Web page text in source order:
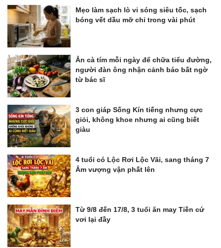
Mẹo làm sạch lò vi sóng siêu tốc, sạch
bóng vết dầu mỡ chỉ trong vài phút
Ăn cà tím mỗi ngày để chữa tiểu đường,
người đàn ông nhận cảnh báo bất ngờ
từ bác sĩ
3 con giáp Sống Kín tiếng nhưng cực
giỏi, không khoe nhưng ai cũng biết
giàu
4 tuổi có Lộc Rơi Lộc Vãi, sang tháng 7
Âm vượng vận phất lên
Từ 9/8 đến 17/8, 3 tuổi ăn may Tiền cứ
vơi lại đầy